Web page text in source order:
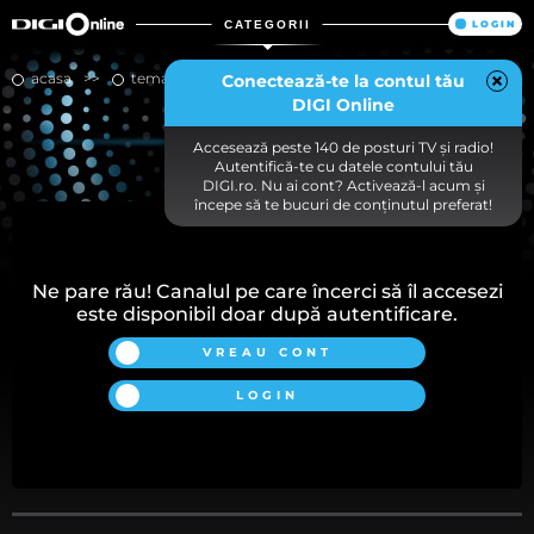
CATEGORII LOGIN
Conectează-te la contul tău
DIGI Online
Accesează peste 140 de posturi TV și radio!
Autentifică-te cu datele contului tău
DIGI.ro. Nu ai cont? Activează-l acum și
începe să te bucuri de conținutul preferat!
acasa tematice medika
MEDIKA
Ne pare rău! Canalul pe care încerci să îl accesezi
este disponibil doar după autentificare.
VREAU CONT
LOGIN